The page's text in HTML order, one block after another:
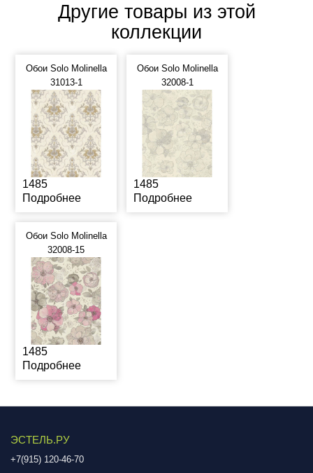
Другие товары из этой
коллекции
Обои Solo Molinella
31013-1
1485
Подробнее
Обои Solo Molinella
32008-1
1485
Подробнее
Обои Solo Molinella
32008-15
1485
Подробнее
ЭСТЕЛЬ.РУ
+7(915) 120-46-70